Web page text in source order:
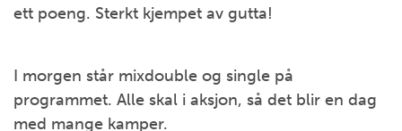
ett poeng. Sterkt kjempet av gutta!
I morgen står mixdouble og single på
programmet. Alle skal i aksjon, så det blir en dag
med mange kamper.